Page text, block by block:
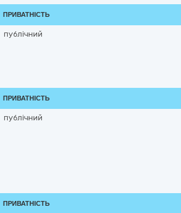
ПРИВАТНІСТЬ
публічний
ПРИВАТНІСТЬ
публічний
ПРИВАТНІСТЬ